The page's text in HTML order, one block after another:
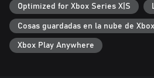
Optimized for Xbox Series X|S
Cosas guardadas en la nube de Xbox
Xbox Play Anywhere